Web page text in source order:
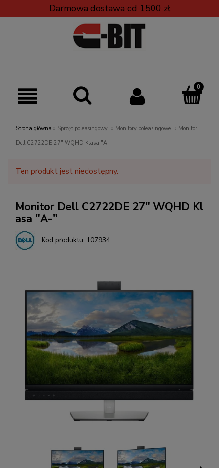
Darmowa dostawa od 1500 zł
Strona główna » Sprzęt poleasingowy » Monitory poleasingowe » Monitor
Dell C2722DE 27" WQHD Klasa "A-"
Ten produkt jest niedostępny.
Monitor Dell C2722DE 27" WQHD Kl
asa "A-"
Kod produktu: 107934